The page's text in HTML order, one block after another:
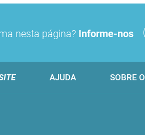
nesta página? Informe-nos
AJUDA SOBRE O